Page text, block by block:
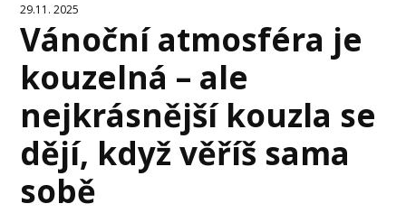
29.11. 2025
Vánoční atmosféra je
kouzelná – ale
nejkrásnější kouzla se
dějí, když věříš sama
sobě